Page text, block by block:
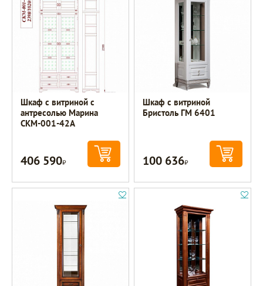
Шкаф с витриной с
антресолью Марина
СКМ-001-42А
406 590Р
Шкаф с витриной
Бристоль ГМ 6401
100 636Р